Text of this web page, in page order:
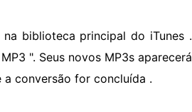
biblioteca principal do iTunes .
". Seus novos MP3s aparecerá
conversão for concluída .